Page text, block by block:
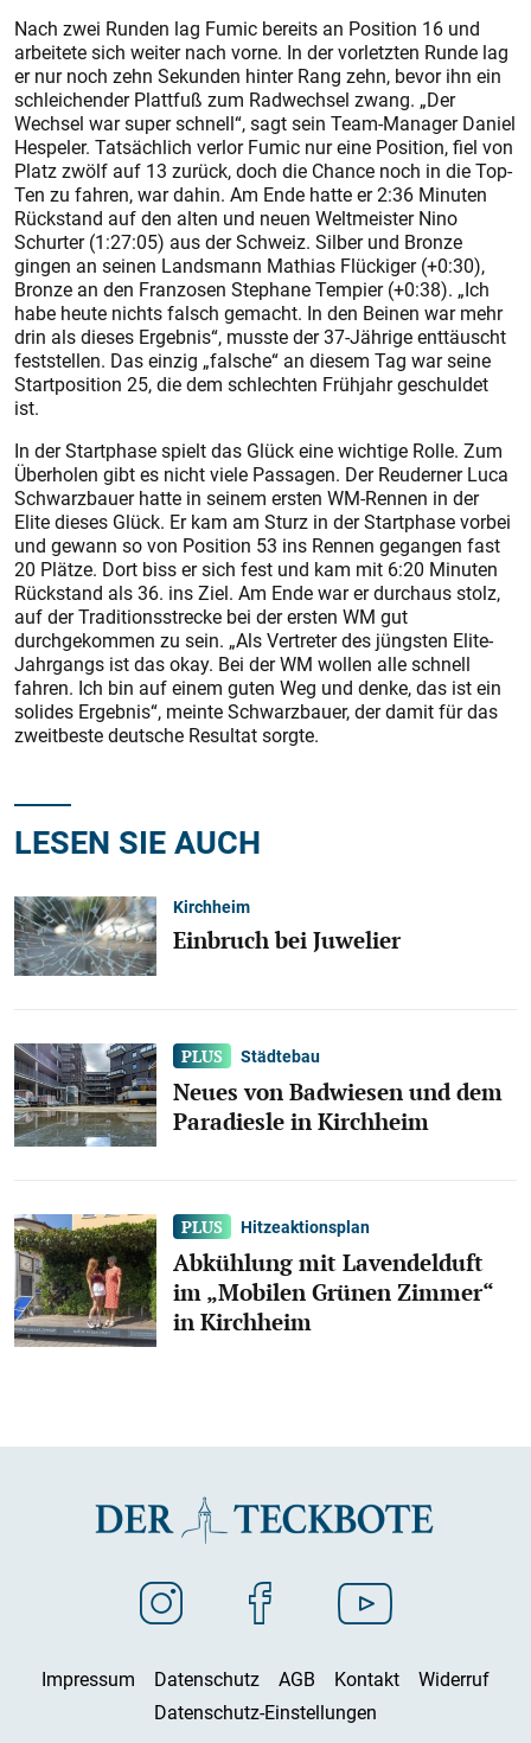
Nach zwei Runden lag Fumic bereits an Position 16 und
arbeitete sich weiter nach vorne. In der vorletzten Runde lag
er nur noch zehn Sekunden hinter Rang zehn, bevor ihn ein
schleichender Plattfuß zum Radwechsel zwang. „Der
Wechsel war super schnell“, sagt sein Team-Manager Daniel
Hespeler. Tatsächlich verlor Fumic nur eine Position, fiel von
Platz zwölf auf 13 zurück, doch die Chance noch in die Top-
Ten zu fahren, war dahin. Am Ende hatte er 2:36 Minuten
Rückstand auf den alten und neuen Weltmeister Nino
Schurter (1:27:05) aus der Schweiz. Silber und Bronze
gingen an seinen Landsmann Mathias Flückiger (+0:30),
Bronze an den Franzosen Stephane Tempier (+0:38). „Ich
habe heute nichts falsch gemacht. In den Beinen war mehr
drin als dieses Ergebnis“, musste der 37-Jährige enttäuscht
feststellen. Das einzig „falsche“ an diesem Tag war seine
Startposition 25, die dem schlechten Frühjahr geschuldet
ist.
In der Startphase spielt das Glück eine wichtige Rolle. Zum
Überholen gibt es nicht viele Passagen. Der Reuderner Luca
Schwarzbauer hatte in seinem ersten WM-Rennen in der
Elite dieses Glück. Er kam am Sturz in der Startphase vorbei
und gewann so von Position 53 ins Rennen gegangen fast
20 Plätze. Dort biss er sich fest und kam mit 6:20 Minuten
Rückstand als 36. ins Ziel. Am Ende war er durchaus stolz,
auf der Traditionsstrecke bei der ersten WM gut
durchgekommen zu sein. „Als Vertreter des jüngsten Elite-
Jahrgangs ist das okay. Bei der WM wollen alle schnell
fahren. Ich bin auf einem guten Weg und denke, das ist ein
solides Ergebnis“, meinte Schwarzbauer, der damit für das
zweitbeste deutsche Resultat sorgte.
LESEN SIE AUCH
Kirchheim
Einbruch bei Juwelier
Städtebau
Neues von Badwiesen und dem
Paradiesle in Kirchheim
Hitzeaktionsplan
Abkühlung mit Lavendelduft
im „Mobilen Grünen Zimmer“
in Kirchheim
Impressum Datenschutz AGB Kontakt
Widerruf
Datenschutz-Einstellungen